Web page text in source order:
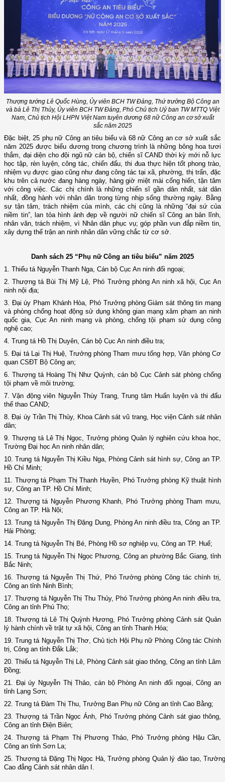
Thượng tướng Lê Quốc Hùng, Ủy viên BCH TW Đảng, Thứ trưởng Bộ Công an
và bà Lê Thị Thủy, Ủy viên BCH TW Đảng, Phó Chủ tịch Uỷ ban TW MTTQ Việt
Nam, Chủ tịch Hội LHPN Việt Nam tuyên dương 68 nữ Công an cơ sở xuất
sắcnăm 2025
Đặc biệt, 25 phụ nữ Công an tiêu biểu và 68 nữ Công an cơ sở xuất sắc
năm 2025 được biểu dương trong chương trình là những bông hoa tươi
thắm, đại diện cho đội ngũ nữ cán bộ, chiến sĩ CAND thời kỳ mới nỗ lực
học tập, rèn luyện, công tác, chiến đấu, thi đua thực hiện tốt phong trào,
nhiệm vụ được giao cũng như đang công tác tại xã, phường, thị trấn, đặc
khu trên cả nước đang hàng ngày, hàng giờ miệt mài cống hiến, tận tâm
với công việc . Các chị chính là những chiến sĩ gần dân nhất, sát dân
nhất, đồnghành với nhân dân trong từng nhịp sống thường ngày.
Bằng
sự tận tâm, trách nhiệm của mình, các chị cũng lànhững “đại sứ của
niềm tin”, lan tỏa hình ảnh đẹp về người nữ chiến sĩCông an bản lĩnh,
nhân văn, trách nhiệm
vì Nhân dân phục vụ; góp phần vun đắp niềm tin
xây dựng thế trận an ninh nhân dân vững chắc từ cơ sở.
Danh sách 25 “ Phụ nữCông an tiêu biểu” năm 2025
1. Thiếu tá Nguyễn Thanh Nga, Cán bộ Cục An ninh đối ngoại;
2. Thượng tá Bùi Thị Mỹ Lệ, Phó Trưởng phòng An ninh xã hội, Cục An
ninh nội địa;
3. Đại úy Phạm Khánh Hòa, Phó Trưởng phòng Giám sát thông tin mạng
và phòng chống hoạt động sử dụng không gian mạng xâm phạm an ninh
quốc gia, Cục An ninh mạng và phòng, chống tội phạm sử dụng công
nghệ cao;
4. Trung tá Hồ Thị Duyên, Cán bộ Cục An ninh điều tra;
5. Đại tá Lại Thị Huệ, Trưởng phòng Tham mưu tổng hợp, Văn phòng Cơ
quan CSĐT Bộ Công an;
6. Thượng tá Hoàng Thị Như Quỳnh, cán bộ Cục Cảnh sát phòng chống
tội phạm về môi trường;
7. Vận động viên Nguyễn Thùy Trang, Trung tâm Huấn luyện và thi đấu
thể thao CAND;
8. Đại úy Trần Thị Thủy, Khoa Cảnh sát vũ trang, Học viện Cảnh sát nhân
dân;
9. Thượng tá Lê Thị Ngọc, Trưởng phòng Quản lý nghiên cứu khoa học,
Trường Đại học An ninh nhân dân;
10. Trung tá Nguyễn Thị Kiều Nga, Phòng Cảnh sát hình sự, Công an TP.
Hồ Chí Minh;
11. Thượng tá Phạm Thị Thanh Huyền, Phó Trưởng phòng Kỹ thuật hình
sự, Công an TP. Hồ Chí Minh;
12. Thượng tá Nguyễn Phương Khanh, Phó Trưởng phòng Tham mưu,
Công an TP. Hà Nội;
13. Trung tá Nguyễn Thị Đặng Dung, Phòng An ninh điều tra, Công an TP.
Hải Phòng;
14. Trung tá Nguyễn Thị Bé, Phòng Hồ sơ nghiệp vụ, Công an TP. Huế;
15. Trung tá Nguyễn Thị Ngọc Phương, Công an phường Bắc Giang, tỉnh
Bắc Ninh;
16. Thượng tá Nguyễn Thị Thứ, Phó Trưởng phòng Công tác chính trị,
Công an tỉnh Ninh Bình;
17. Thượng tá Nguyễn Thị Thu Thủy, Phó Trưởng phòng An ninh điều tra,
Công an tỉnh Phú Thọ;
18. Thượng tá Lê Thị Quỳnh Hương, Phó Trưởng phòng Cảnh sát Quản
lý hành chính về trật tự xã hội, Công an tỉnh Thanh Hóa;
19. Trung tá Nguyễn Thị Thơ, Chủ tịch Hội Phụ nữ Phòng Công tác Chính
trị, Công an tỉnh Đắk Lắk;
20. Thiếu tá Nguyễn Thị Lê, Phòng Cảnh sát giao thông, Công an tỉnh Lâm
Đồng;
21. Đại úy Nguyễn Thị Thảo, cán bộ Phòng An ninh đối ngoại, Công an
tỉnh Lạng Sơn;
22. Trung tá Đàm Thị Thu, Trưởng Ban Phụ nữ Công an tỉnh Cao Bằng;
23. Thượng tá Trần Ngọc Ánh, Phó Trưởng phòng Cảnh sát giao thông,
Công an tỉnh Điện Biên;
24. Thượng tá Phạm Thị Phương Thảo, Phó Trưởng phòng Hậu Cần,
Công an tỉnh Sơn La;
25. Thượng tá Đặng Thị Ngọc Hà, Trưởng phòng Quản lý đào tạo,
Cao đẳng Cảnh sát nhân dân I.